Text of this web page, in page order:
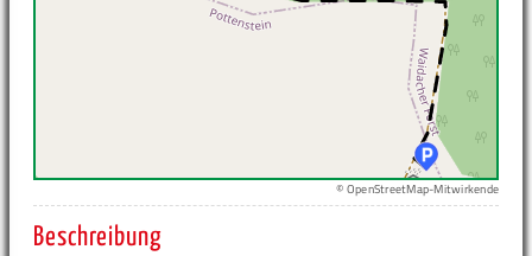
© OpenStreetMap-Mitwirkende
Beschreibung